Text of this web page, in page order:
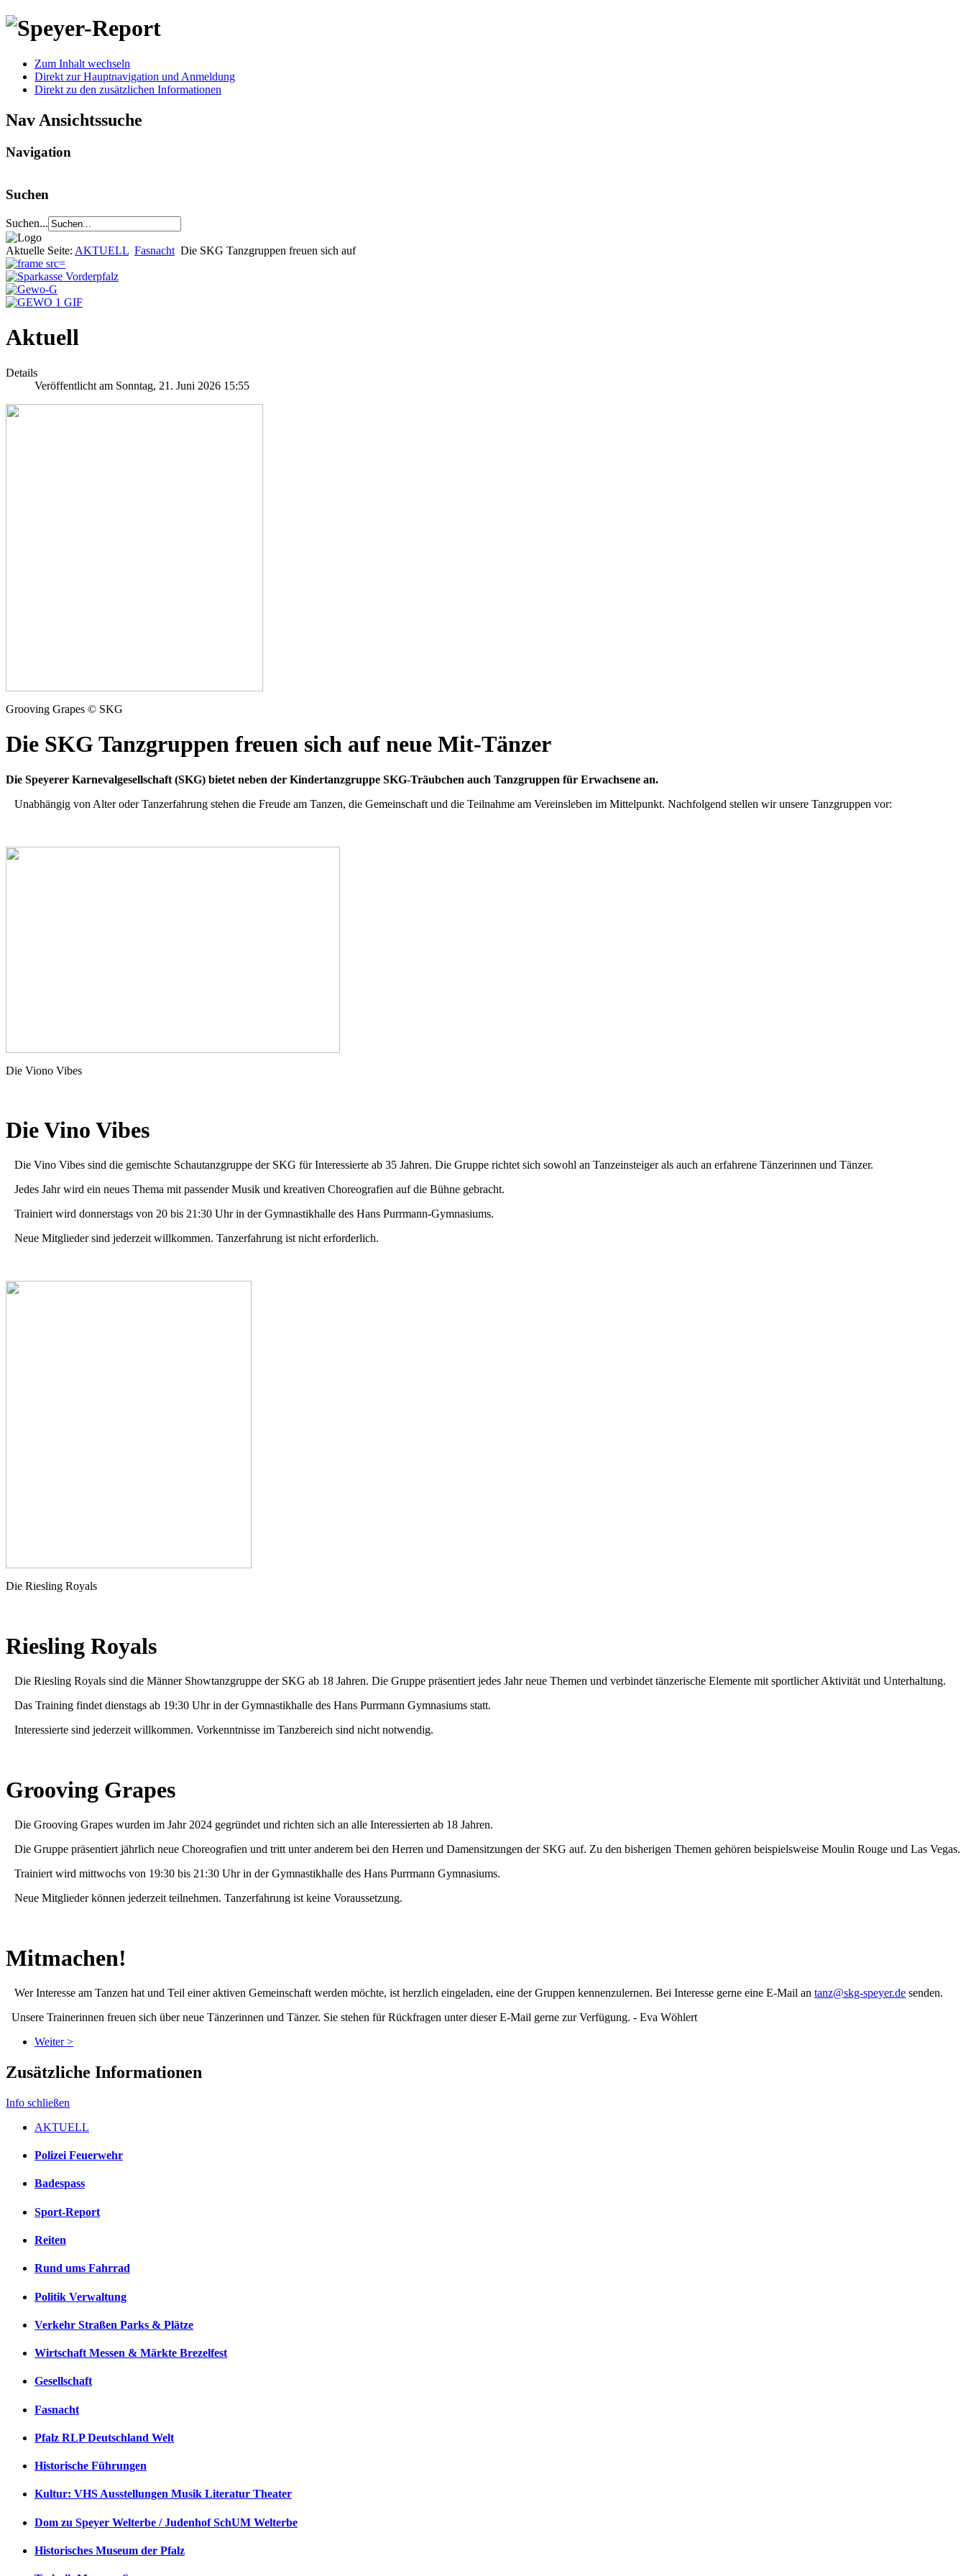
Zum Inhalt wechseln
Direkt zur Hauptnavigation und Anmeldung
Direkt zu den zusätzlichen Informationen
Nav Ansichtssuche
Navigation
Suchen
Suchen...
Aktuelle Seite: AKTUELL Fasnacht Die SKG Tanzgruppen freuen sich auf
Aktuell
Details
Veröffentlicht am Sonntag, 21. Juni 2026 15:55
Grooving Grapes © SKG
Die SKG Tanzgruppen freuen sich auf neue Mit-Tänzer
Die Speyerer Karnevalgesellschaft (SKG) bietet neben der Kindertanzgruppe SKG-Träubchen auch Tanzgruppen für Erwachsene an.
Unabhängig von Alter oder Tanzerfahrung stehen die Freude am Tanzen, die Gemeinschaft und die Teilnahme am Vereinsleben im Mittelpunkt. Nachfolgend stellen wir unsere Tanzgruppen vor:
Die Viono Vibes
Die Vino Vibes
Die Vino Vibes sind die gemischte Schautanzgruppe der SKG für Interessierte ab 35 Jahren. Die Gruppe richtet sich sowohl an Tanzeinsteiger als auch an erfahrene Tänzerinnen und Tänzer.
Jedes Jahr wird ein neues Thema mit passender Musik und kreativen Choreografien auf die Bühne gebracht.
Trainiert wird donnerstags von 20 bis 21:30 Uhr in der Gymnastikhalle des Hans Purrmann-Gymnasiums.
Neue Mitglieder sind jederzeit willkommen. Tanzerfahrung ist nicht erforderlich.
Die Riesling Royals
Riesling Royals
Die Riesling Royals sind die Männer Showtanzgruppe der SKG ab 18 Jahren. Die Gruppe präsentiert jedes Jahr neue Themen und verbindet tänzerische Elemente mit sportlicher Aktivität und Unterhaltung.
Das Training findet dienstags ab 19:30 Uhr in der Gymnastikhalle des Hans Purrmann Gymnasiums statt.
Interessierte sind jederzeit willkommen. Vorkenntnisse im Tanzbereich sind nicht notwendig.
Grooving Grapes
Die Grooving Grapes wurden im Jahr 2024 gegründet und richten sich an alle Interessierten ab 18 Jahren.
Die Gruppe präsentiert jährlich neue Choreografien und tritt unter anderem bei den Herren und Damensitzungen der SKG auf. Zu den bisherigen Themen gehören beispielsweise Moulin Rouge und Las Vegas.
Trainiert wird mittwochs von 19:30 bis 21:30 Uhr in der Gymnastikhalle des Hans Purrmann Gymnasiums.
Neue Mitglieder können jederzeit teilnehmen. Tanzerfahrung ist keine Voraussetzung.
Mitmachen!
Wer Interesse am Tanzen hat und Teil einer aktiven Gemeinschaft werden möchte, ist herzlich eingeladen, eine der Gruppen kennenzulernen. Bei Interesse gerne eine E-Mail an tanz@skg-speyer.de senden.
Unsere Trainerinnen freuen sich über neue Tänzerinnen und Tänzer. Sie stehen für Rückfragen unter dieser E-Mail gerne zur Verfügung. - Eva Wöhlert
Weiter >
Zusätzliche Informationen
Info schließen
AKTUELL
Polizei Feuerwehr
Badespass
Sport-Report
Reiten
Rund ums Fahrrad
Politik Verwaltung
Verkehr Straßen Parks & Plätze
Wirtschaft Messen & Märkte Brezelfest
Gesellschaft
Fasnacht
Pfalz RLP Deutschland Welt
Historische Führungen
Kultur: VHS Ausstellungen Musik Literatur Theater
Dom zu Speyer Welterbe / Judenhof SchUM Welterbe
Historisches Museum der Pfalz